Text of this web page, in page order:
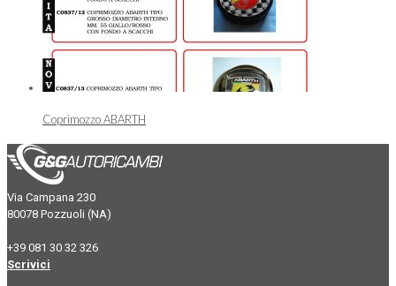
Coprimozzo ABARTH
Via Campana 230
80078 Pozzuoli (NA)
+39 081 30 32 326
Scrivici